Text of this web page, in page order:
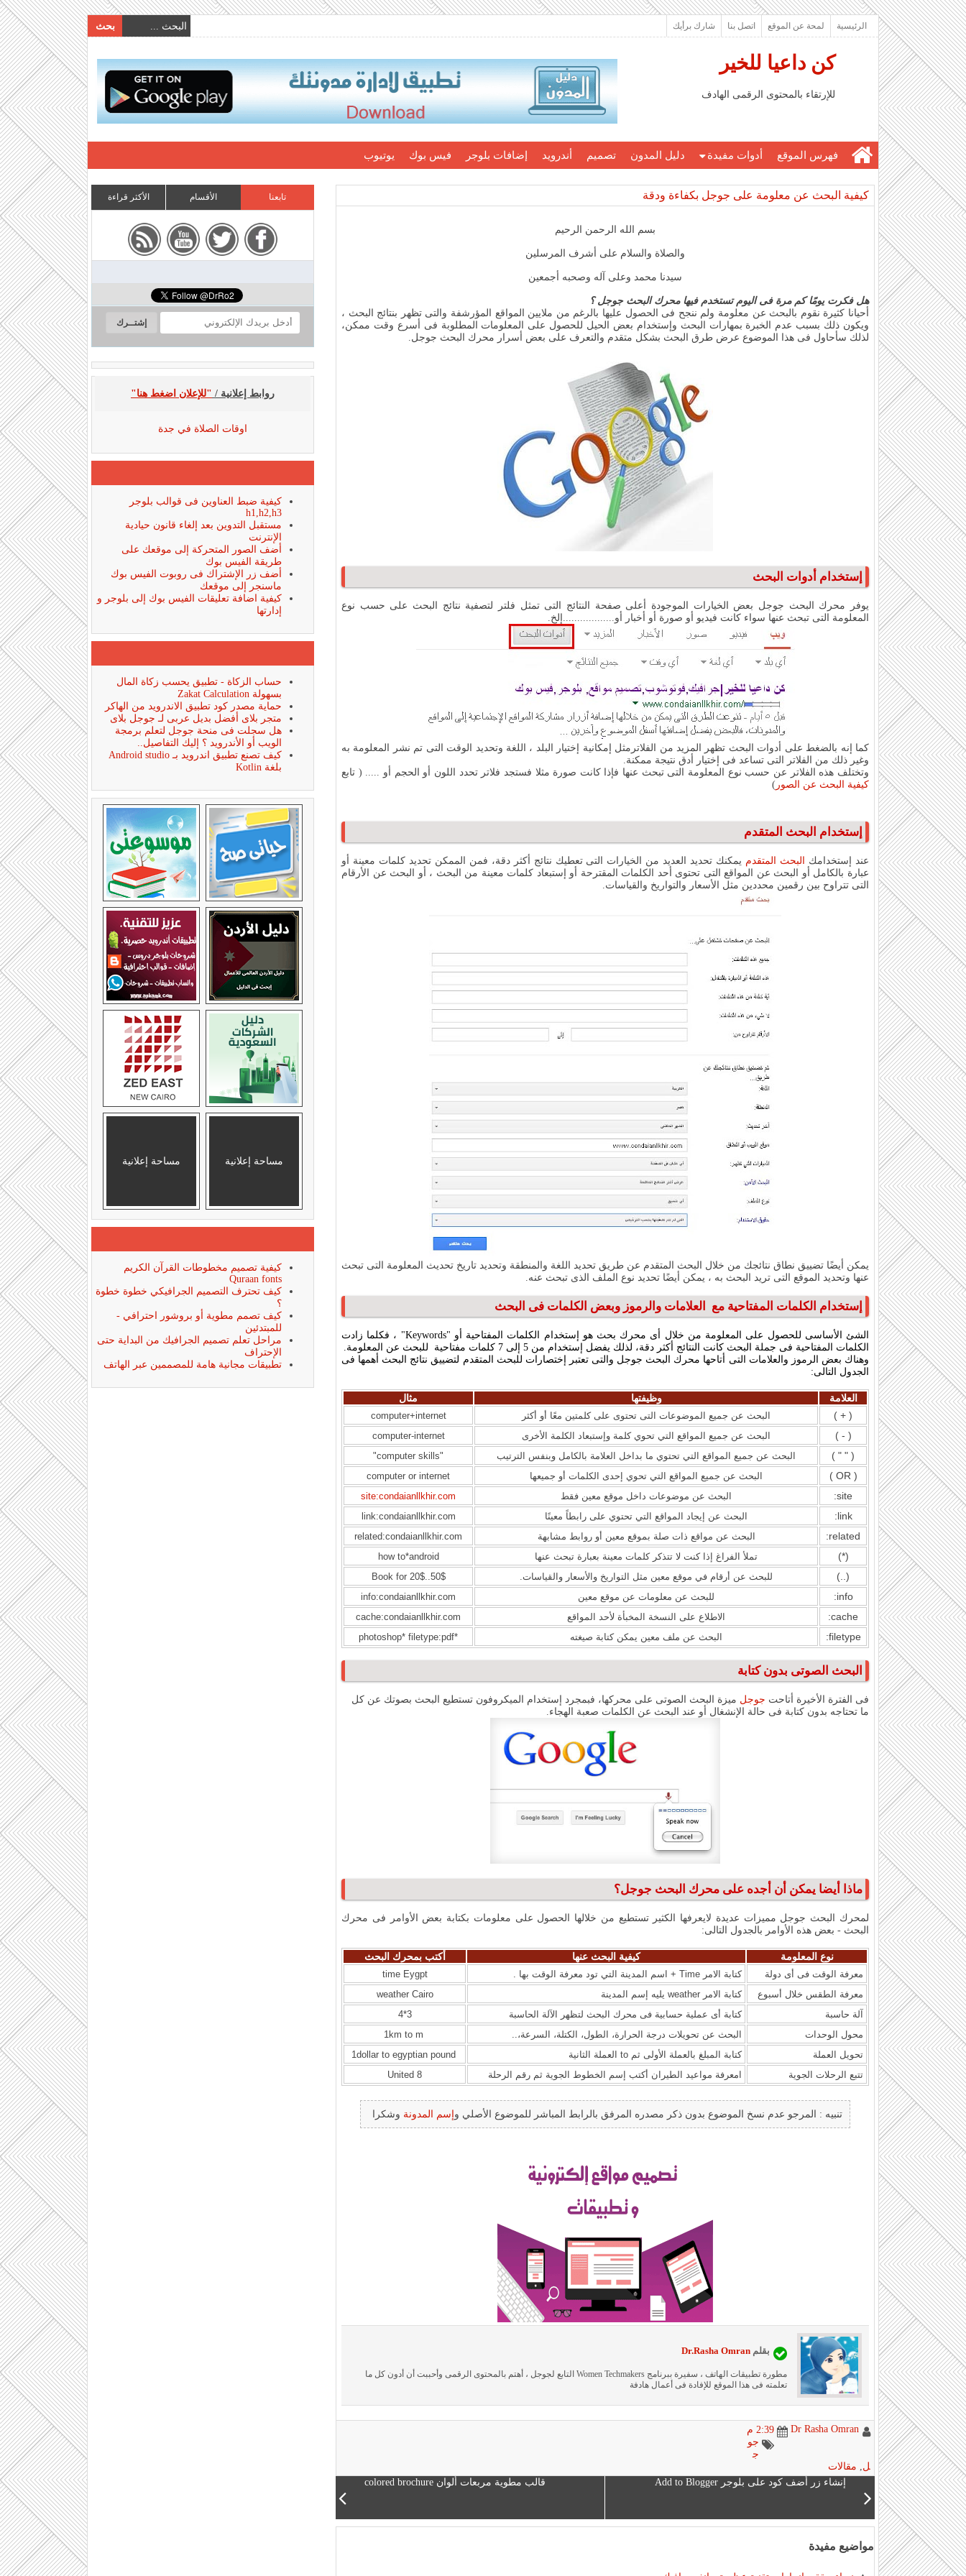
الرئيسية لمحة عن الموقع اتصل بنا شارك برأيك
كن داعيا للخير
للإرتقاء بالمحتوى الرقمى الهادف
فهرس الموقع أدوات مفيدة دليل المدون تصميم أندرويد إضافات بلوجر فيس بوك يوتيوب
كيفية البحث عن معلومة على جوجل بكفاءة ودقة
بسم الله الرحمن الرحيم
والصلاة والسلام على أشرف المرسلين
سيدنا محمد وعلى آله وصحبه أجمعين
هل فكرت يومًا كم مرة فى اليوم تستخدم فيها محرك البحث جوجل ؟
أحيانا كثيرة نقوم بالبحث عن معلومة ولم ننجح فى الحصول عليها بالرغم من ملايين المواقع المؤرشفة والتى تظهر بنتائج البحث ،
ويكون ذلك بسبب عدم الخبرة بمهارات البحث وإستخدام بعض الحيل للحصول على المعلومات المطلوبة فى أسرع وقت ممكن،
لذلك سأحاول فى هذا الموضوع عرض طرق البحث بشكل متقدم والتعرف على بعض أسرار محرك البحث جوجل.
إستخدام أدوات البحث
يوفر محرك البحث جوجل بعض الخيارات الموجودة أعلى صفحة النتائج التى تمثل فلتر لتصفية نتائج البحث على حسب نوع
المعلومة التى تبحث عنها سواء كانت فيديو أو صورة أو أخبار أو..................إلخ.
كما إنه بالضغط على أدوات البحث تظهر المزيد من الفلاترمثل إمكانية إختيار البلد ، اللغة وتحديد الوقت التى تم نشر المعلومة به
وغير ذلك من الفلاتر التى تساعد فى إختيار أدق نتيجة ممكنة.
وتختلف هذه الفلاتر عن حسب نوع المعلومة التى تبحث عنها فإذا كانت صورة مثلا فستجد فلاتر تحدد اللون أو الحجم أو ..... ( تابع
كيفية البحث عن الصور )
إستخدام البحث المتقدم
عند إستخدامك البحث المتقدم يمكنك تحديد العديد من الخيارات التى تعطيك نتائج أكثر دقة، فمن الممكن تحديد كلمات معينة أو
عبارة بالكامل أو البحث عن المواقع التى تحتوى أحد الكلمات المقترحة أو إستبعاد كلمات معينة من البحث ، أو البحث عن الأرقام
التى تتراوح بين رقمين محددين مثل الأسعار والتواريخ والقياسات.
يمكن أيضًا تضييق نطاق نتائجك من خلال البحث المتقدم عن طريق تحديد اللغة والمنطقة وتحديد تاريخ تحديث المعلومة التى تبحث
عنها وتحديد الموقع التى تريد البحث به ، يمكن أيضًا تحديد نوع الملف الذى تبحث عنه.
إستخدام الكلمات المفتاحية مع العلامات والرموز وبعض الكلمات فى البحث
الشئ الأساسى للحصول على المعلومة من خلال أى محرك بحث هو إستخدام الكلمات المفتاحية أو "Keywords" ، فكلما زادت
الكلمات المفتاحية فى جملة البحث كانت النتائج أكثر دقة، لذلك يفضل إستخدام من 5 إلى 7 كلمات مفتاحية للبحث عن المعلومة.
وهناك بعض الرموز والعلامات التى أتاحها محرك البحث جوجل والتى تعتبر إختصارات للبحث المتقدم لتضييق نتائج البحث أهمها فى
الجدول التالى:
العلامة وظيفتها
مثال
( + )
البحث عن جميع الموضوعات التى تحتوى على كلمتين معًا أو أكثر computer+internet
( - ) البحث عن جميع المواقع التي تحوي كلمة وإستبعاد الكلمة الأخرى computer-internet
( " " ) البحث عن جميع المواقع التي تحتوي ما بداخل العلامة بالكامل وبنفس الترتيب "computer skills"
( OR ) البحث عن جميع المواقع التي تحوي إحدى الكلمات أو جميعها computer or internet
site: البحث عن موضوعات داخل موقع معين فقط site:condaianllkhir.com
link: البحث عن إيجاد المواقع التي تحتوي على رابطاً معينًا link:condaianllkhir.com
related: البحث عن مواقع ذات صلة بموقع معين أو روابط مشابهة related:condaianllkhir.com
(*) تملأ الفراغ إذا كنت لا تتذكر كلمات معينة بعبارة تبحث عنها how to*android
(..) للبحث عن أرقام في موقع معين مثل التواريخ والأسعار والقياسات. Book for 20$..50$
info: للبحث عن معلومات عن موقع معين info:condaianllkhir.com
cache: الاطلاع على النسخة المخبأة لأحد المواقع cache:condaianllkhir.com
filetype: البحث عن ملف معين يمكن كتابة صيغته *photoshop* filetype:pdf
البحث الصوتى بدون كتابة
فى الفترة الأخيرة أتاحت جوجل ميزة البحث الصوتى على محركها، فبمجرد إستخدام الميكروفون تستطيع البحث بصوتك عن كل
ما تحتاجه بدون كتابة فى حالة الإنشغال أو عند البحث عن الكلمات صعبة الهجاء.
ماذا أيضا يمكن أن أجده على محرك البحث جوجل؟
لمحرك البحث جوجل مميزات عديدة لايعرفها الكثير تستطيع من خلالها الحصول على معلومات بكتابة بعض الأوامر فى محرك
البحث - بعض هذه الأوامر بالجدول التالى:
نوع المعلومة كيفية البحث عنها أكتب بمحرك البحث
معرفة الوقت فى أى دولة كتابة الامر Time + اسم المدينة التي تود معرفة الوقت بها .
time Eygpt
معرفة الطقس خلال أسبوع
كتابة الامر weather يليه إسم المدينة
weather Cairo
آلة حاسبة
كتابة أى عملية حسابية فى محرك البحث لتظهر الآلة الحاسبة
3*4
محول الوحدات
البحث عن تحويلات درجة الحرارة، الطول، الكتلة، السرعة،..
تحويل العملة
كتابة المبلغ بالعملة الأولى ثم to العملة الثانية
تتبع الرحلات الجوية
امعرفة مواعيد الطيران أكتب إسم الخطوط الجوية ثم رقم الرحلة United 8
تنبيه : المرجو عدم نسخ الموضوع بدون ذكر مصدره المرفق بالرابط المباشر للموضوع الأصلي و إسم المدونة وشكرا
بقلم Dr.Rasha Omran
مطورة تطبيقات الهاتف ، سفيرة ببرنامج Women Techmakers التابع لجوجل ، أهتم بالمحتوى الرقمى وأحببت أن أدون كل ما
تعلمته فى هذا الموقع للإفادة فى أعمال هادفة
Dr Rasha Omran
2:39 م
جو
ج
ل, مقالات
إنشاء زر أضف كود على بلوجر Add to Blogger
قالب مطوية مربعات ألوان colored brochure
مواضيع مفيدة
تابعنا الأكثر قراءة الأقسام
روابط إعلانية / "للإعلان اضغط هنا"
اوقات الصلاة في جدة
كيفية ضبط العناوين فى قوالب بلوجر
h1,h2,h3
مستقبل التدوين بعد إلغاء قانون حيادية
الإنترنت
أضف الصور المتحركة إلى موقعك على
طريقة الفيس بوك
أضف زر الإشتراك فى روبوت الفيس بوك
ماسنجر إلى موقعك
كيفية اضافة تعليقات الفيس بوك إلى بلوجر و
إدارتها
حساب الزكاة - تطبيق يحسب زكاة المال
بسهولة Zakat Calculation
حماية مصدر كود تطبيق الاندرويد من الهاكر
متجر بلاى أفضل بديل عربى لـ جوجل بلاى
هل سجلت فى منحة جوجل لتعلم برمجة
الويب أو الأندرويد ؟ إليك التفاصيل..
كيف تصنع تطبيق اندرويد بـ Android studio
بلغة Kotlin
مساحة إعلانية مساحة إعلانية
كيفية تصميم مخطوطات القرآن الكريم
Quraan fonts
كيف تحترف التصميم الجرافيكي خطوة خطوة
؟
كيف تصمم مطوية أو بروشور احترافي -
للمبتدئين
مراحل تعلم تصميم الجرافيك من البداية حتى
الإحتراف
تطبيقات مجانية هامة للمصممين عبر الهاتف